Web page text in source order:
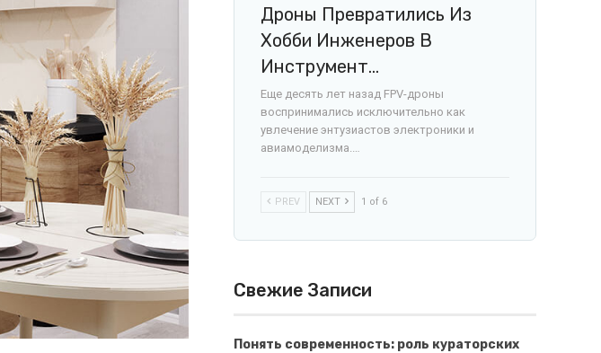
Дроны Превратились Из
Хобби Инженеров В
Инструмент…
Еще десять лет назад FPV-дроны
воспринимались исключительно как
увлечение энтузиастов электроники и
авиамоделизма.…
PREV NEXT 1 of 6
Свежие Записи
Понять современность: роль кураторских